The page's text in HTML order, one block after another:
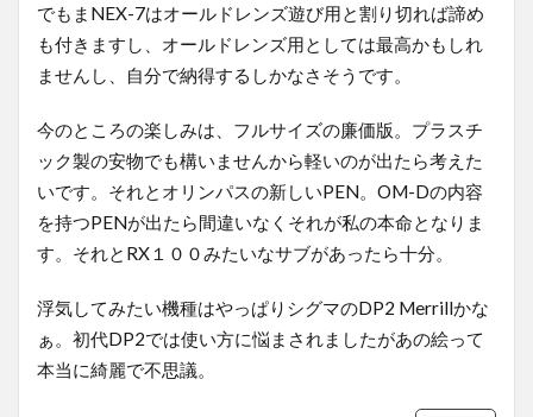
でもまNEX-7はオールドレンズ遊び用と割り切れば諦め
も付きますし、オールドレンズ用としては最高かもしれ
ませんし、自分で納得するしかなさそうです。
今のところの楽しみは、フルサイズの廉価版。プラスチ
ック製の安物でも構いませんから軽いのが出たら考えた
いです。それとオリンパスの新しいPEN。OM-Dの内容
を持つPENが出たら間違いなくそれが私の本命となりま
す。それとRX１００みたいなサブがあったら十分。
浮気してみたい機種はやっぱりシグマのDP2 Merrillかな
ぁ。初代DP2では使い方に悩まされましたがあの絵って
本当に綺麗で不思議。